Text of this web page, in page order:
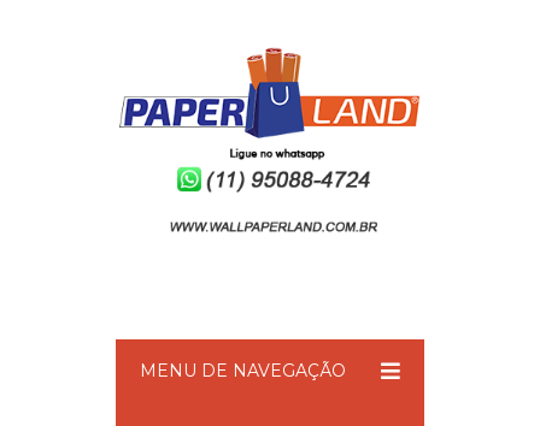
MENU DE NAVEGAÇÃO